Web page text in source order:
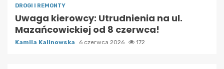
DROGI I REMONTY
Uwaga kierowcy: Utrudnienia na ul.
Mazańcowickiej od 8 czerwca!
Kamila Kalinowska 6 czerwca 2026 172